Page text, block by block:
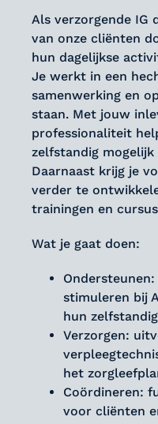
Als verzorgende IG
van onze cliënten
hun dagelijkse
Je werkt in een
samenwerking en
staan. Met jouw
professionaliteit
zelfstandig
Daarnaast krijg je
verder te
trainingen en
Wat je gaat doen:
stimuleren bij
hun
Verzorgen:
het
Coördineren:
voor cliënten